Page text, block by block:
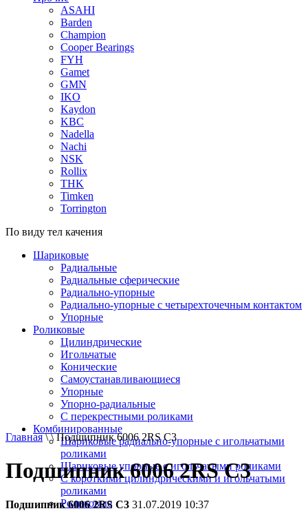
ASAHI
Barden
Champion
Cooper Bearings
FYH
Gamet
GMN
IKO
Kaydon
KBC
Nadella
Nachi
NSK
Rollix
THK
Timken
Torrington
По виду тел качения
Шариковые
Радиальные
Радиальные сферические
Радиально-упорные
Радиально-упорные с четырехточечным контактом
Упорные
Роликовые
Цилиндрические
Игольчатые
Конические
Самоустанавливающиеся
Упорные
Упорно-радиальные
C перекрестными роликами
Комбинированные
Шариковые радиально-упорные с игольчатыми
роликами
Шариковые упорные с игольчатыми роликами
С короткими цилиндрическими и игольчатыми
роликами
Роликовые
Главная\ \ Подшипник 6006 2RS C3
Подшипник 6006 2RS C3
Подшипник 6006 2RS C3 31.07.2019 10:37